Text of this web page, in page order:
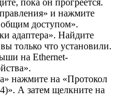
пока он прогреется.
и нажмите
доступом».
адаптера». Найдите
только что установили.
на Ethernet-
нажмите на «Протокол
А затем щелкните на